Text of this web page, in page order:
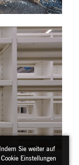
Sie weiter auf
Einstellungen